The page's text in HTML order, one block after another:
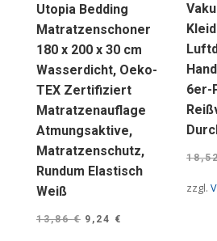
Utopia Bedding
Matratzenschoner
180 x 200 x 30 cm
Wasserdicht, Oeko-
TEX Zertifiziert
Matratzenauflage
Atmungsaktive,
Matratzenschutz,
Rundum Elastisch
Weiß
13,86€ Ursprünglicher
9,24 €
6er-
zzgl.